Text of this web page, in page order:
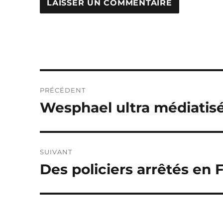
de
PRÉCÉDENT
Publication
Wesphael ultra
SUIVANT
Publication
Des policiers arrêtés en